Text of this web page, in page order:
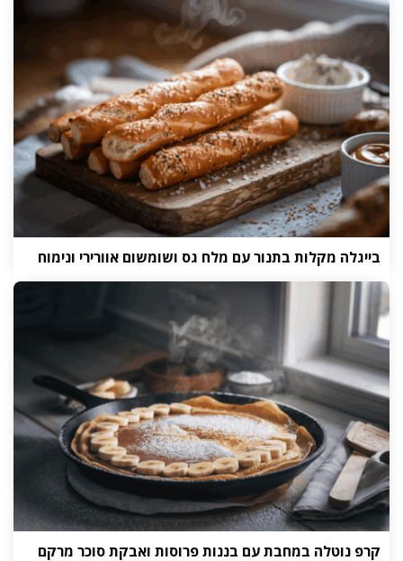
בייגלה מקלות בתנור עם מלח גס ושומשום אוורירי ונימוח
קרפ נוטלה במחבת עם בננות פרוסות ואבקת סוכר מרקם